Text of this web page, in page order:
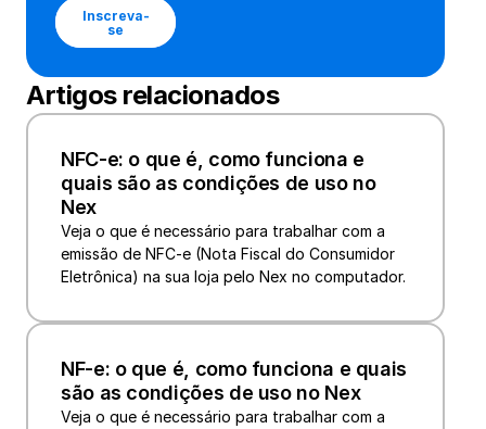
Inscreva-
se
Artigos relacionados
NFC-e: o que é, como funciona e
quais são as condições de uso no
Nex
Veja o que é necessário para trabalhar com a
emissão de NFC-e (Nota Fiscal do Consumidor
Eletrônica) na sua loja pelo Nex no computador.
NF-e: o que é, como funciona e quais
são as condições de uso no Nex
Veja o que é necessário para trabalhar com a